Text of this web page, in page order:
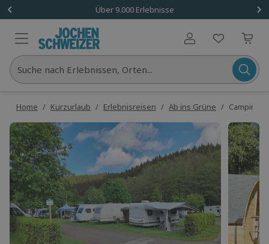
Über 9.000 Erlebnisse
Benutzerkonto
Suche nach Erlebnissen, Orten...
Home / Kurzurlaub / Erlebnisreisen / Ab ins Grüne /